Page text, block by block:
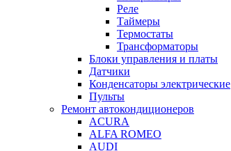
Реле
Таймеры
Термостаты
Трансформаторы
Блоки управления и платы
Датчики
Конденсаторы электрические
Пульты
Ремонт автокондиционеров
ACURA
ALFA ROMEO
AUDI